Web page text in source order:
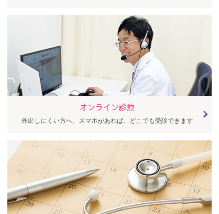
オンライン診療
外出しにくい方へ。スマホがあれば、どこでも受診できます